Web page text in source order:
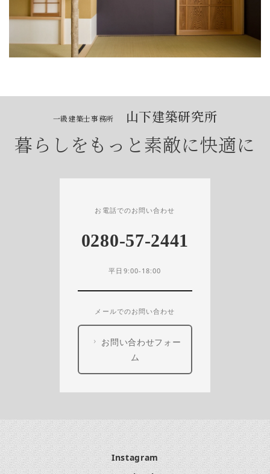
一級建築士事務所 山下建築研究所
暮らしをもっと素敵に快適に
お電話でのお問い合わせ
0280-57-2441
平日9:00-18:00
メールでのお問い合わせ
お問い合わせフォー
ム
Instagram